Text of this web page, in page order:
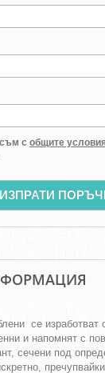
с общите
ИЗПРАТИ
се изработват
и напомнят с
сечени под